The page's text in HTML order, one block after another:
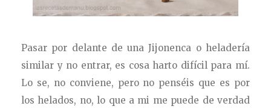
Pasar por delante de una Jijonenca o heladería
similar y no entrar, es cosa harto difícil para mí.
Lo se, no conviene, pero no penséis que es por
los helados, no, lo que a mi me puede de verdad